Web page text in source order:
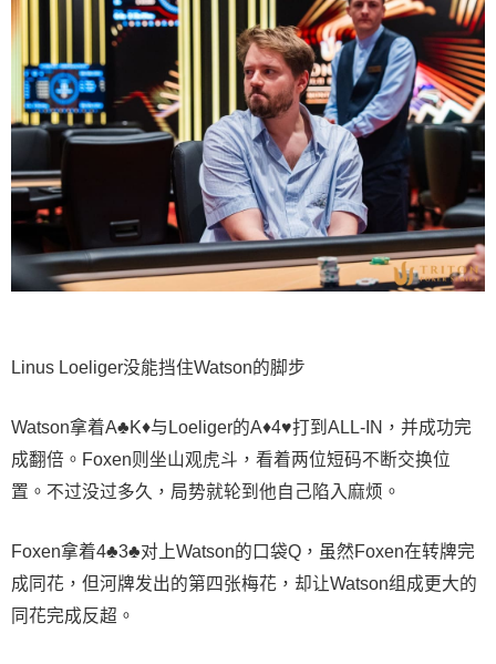
Linus Loeliger没能挡住Watson的脚步
Watson拿着A♣K♦与Loeliger的A♦4♥打到ALL-IN，并成功完
成翻倍。Foxen则坐山观虎斗，看着两位短码不断交换位
置。不过没过多久，局势就轮到他自己陷入麻烦。
Foxen拿着4♣3♣对上Watson的口袋Q，虽然Foxen在转牌完
成同花，但河牌发出的第四张梅花，却让Watson组成更大的
同花完成反超。